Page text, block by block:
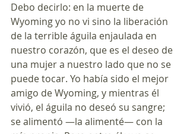
Debo decirlo: en la muerte de
Wyoming yo no vi sino la liberación
de la terrible águila enjaulada en
nuestro corazón, que es el deseo de
una mujer a nuestro lado que no se
puede tocar. Yo había sido el mejor
amigo de Wyoming, y mientras él
vivió, el águila no deseó su sangre;
se alimentó —la alimenté— con la